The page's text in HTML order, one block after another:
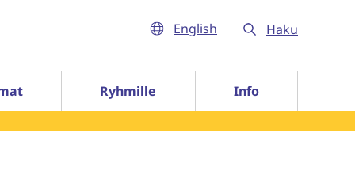
English Haku
Ryhmille Info
Info alasivut